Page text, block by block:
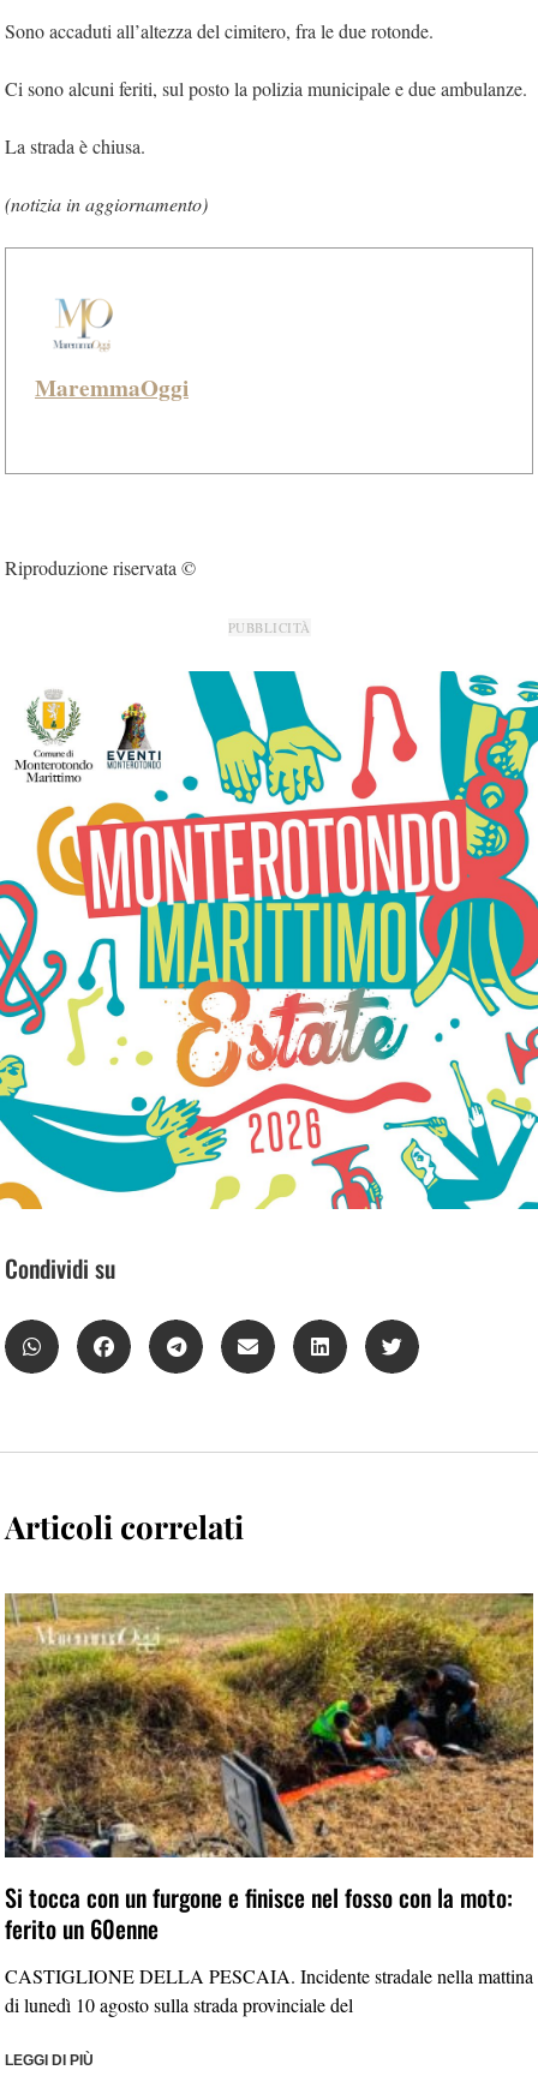
Sono accaduti all’altezza del cimitero, fra le due rotonde.
Ci sono alcuni feriti, sul posto la polizia municipale e due ambulanze.
La strada è chiusa.
(notizia in aggiornamento)
MaremmaOggi
Riproduzione riservata ©
PUBBLICITÀ
Condividi su
Articoli correlati
Si tocca con un furgone e finisce nel fosso con la moto:
ferito un 60enne
CASTIGLIONE DELLA PESCAIA. Incidente stradale nella mattina
di lunedì 10 agosto sulla strada provinciale del
LEGGI DI PIÙ